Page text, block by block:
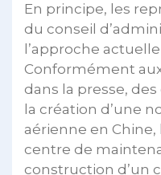
En principe, les
du conseil
l’approche
Conformément
dans la presse,
la création d’une
aérienne en
centre de
construction d’un